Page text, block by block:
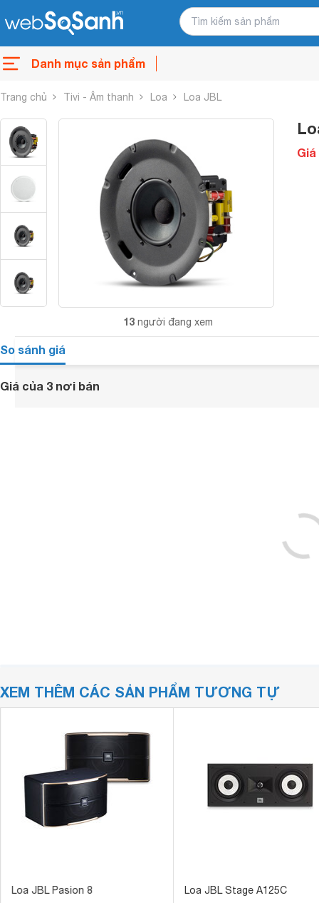
Danh mục sản phẩm
Trang chủ Tivi - Âm thanh Loa Loa JBL
13 người đang xem
Giá
So sánh giá
Giá của 3 nơi bán
XEM THÊM CÁC SẢN PHẨM TƯƠNG TỰ
Loa JBL Pasion 8 Loa JBL Stage A125C